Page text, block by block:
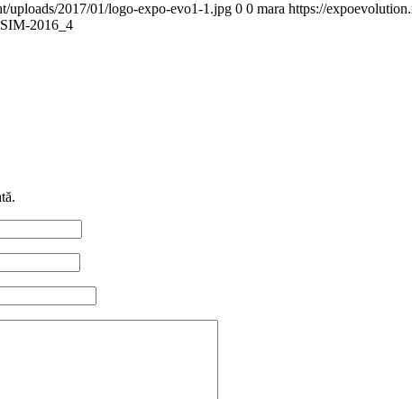
uploads/2017/01/logo-expo-evo1-1.jpg 0 0 mara https://
2016_4